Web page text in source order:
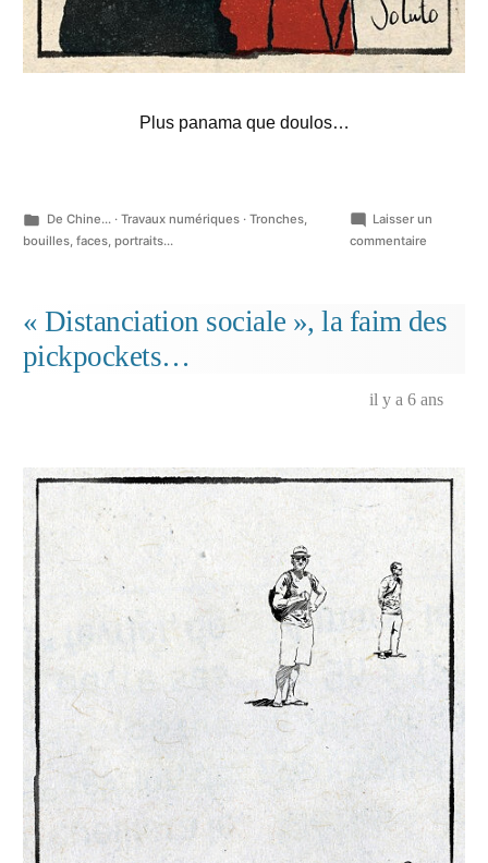
Plus panama que doulos…
Publié
dans
De Chine... · Travaux numériques· Tronches,
bouilles, faces, portraits...
Laisser un
commentairesur
« Distanciation sociale », la faim des
pickpockets…
il y a 6 ans